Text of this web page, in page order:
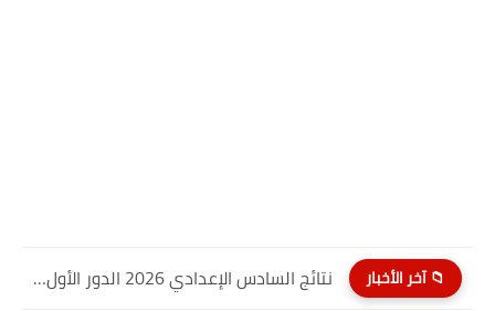
📁 آخر الأخبار نتائج السادس الإعدادي 2026 الدور الأول PDF كربلاء المقدسة| موقع...